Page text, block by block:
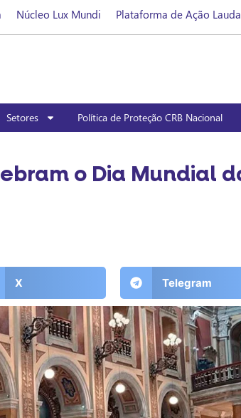
Núcleo Lux Mundi Plataforma de Ação
Setores Política de Proteção CRB Nacional
o Dia Mundial
X Telegram